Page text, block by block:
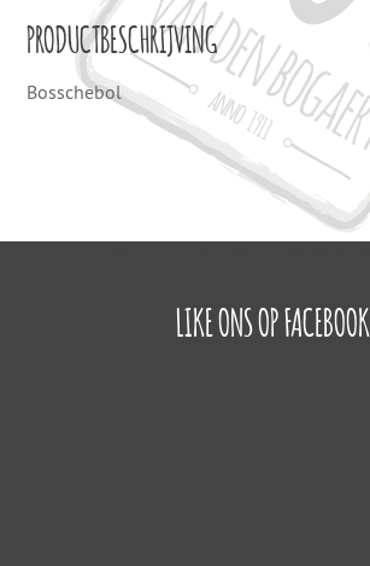
PRODUCTBESCHRIJVING
Bosschebol
LIKE ONS OP FACEBOOK